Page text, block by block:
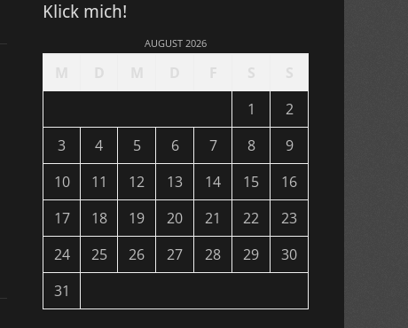
Klick mich!
AUGUST 2026
1
2
3
4 5 6 7 8
9
10
11 12 13 14 15
16
17
18 19 20 21 22
23
24
25 26 27 28 29
30
31